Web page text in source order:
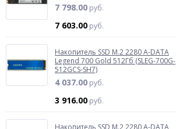
7 798.00 руб.
7 603.00 руб.
Накопитель SSD M.2 2280 A-DATA
Legend 700 Gold 512Гб (SLEG-700G-
512GCS-SH7)
4 037.00 руб.
3 916.00 руб.
Накопитель SSD M.2 2280 A-DATA